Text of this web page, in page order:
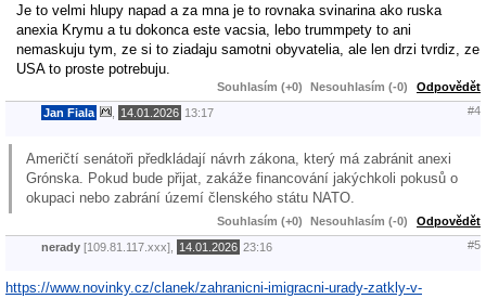
Je to velmi hlupy napad a za mna je to rovnaka svinarina ako ruska
anexia Krymu a tu dokonca este vacsia, lebo trummpety to ani
nemaskuju tym, ze si to ziadaju samotni obyvatelia, ale len drzi tvrdiz, ze
USA to proste potrebuju.
Souhlasím (+0) Nesouhlasím (-0) Odpovědět
Jan Fiala 14.01.2026 13:17 #4
Američtí senátoři předkládají návrh zákona, který má zabránit anexi
Grónska. Pokud bude přijat, zakáže financování jakýchkoli pokusů o
okupaci nebo zabrání území členského státu NATO.
Souhlasím (+0) Nesouhlasím (-0) Odpovědět
nerady [109.81.117.xxx], 14.01.2026 23:16 #5
https://www.novinky.cz/clanek/zahranicni-imigracni-urady-zatkly-v-